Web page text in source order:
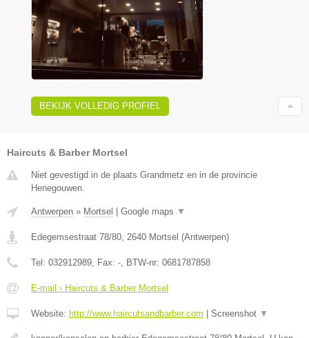
BEKIJK VOLLEDIG PROFIEL
Haircuts & Barber Mortsel
Niet gevestigd in de plaats Grandmetz en in de provincie
Henegouwen.
Antwerpen » Mortsel Google maps ▼
Edegemsestraat 78/80, 2640 Mortsel (Antwerpen)
Tel: 032912989, Fax: -, BTW-nr: 0681787858
E-mail › Haircuts & Barber Mortsel
Website: http://www.haircutsandbarber.com Screenshot ▼